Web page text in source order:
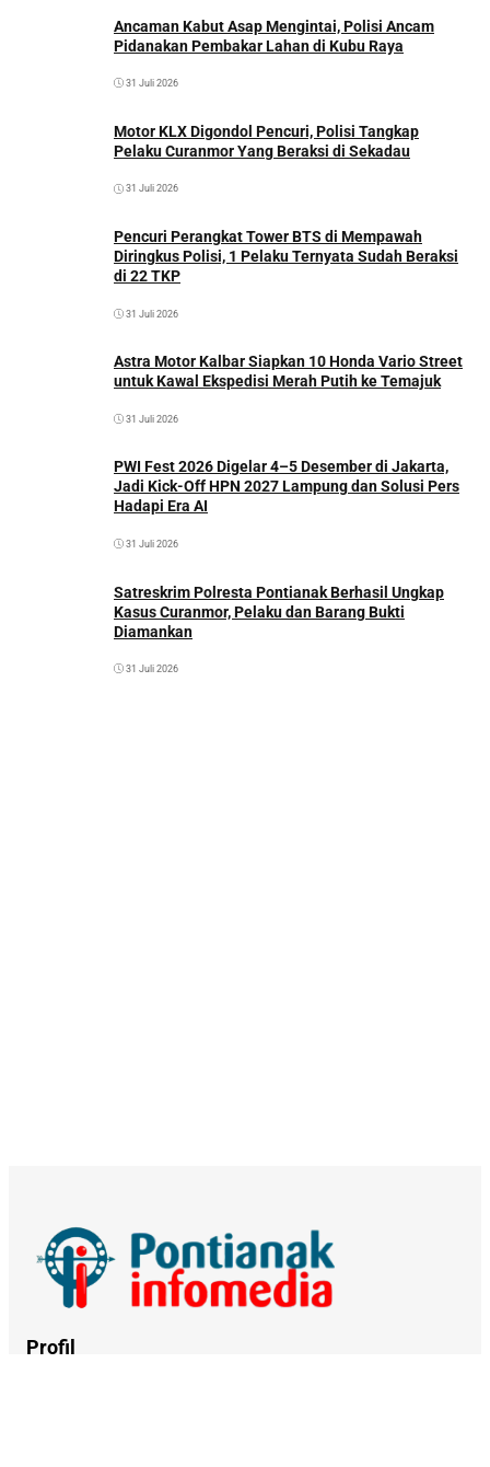
Ancaman Kabut Asap Mengintai, Polisi Ancam
Pidanakan Pembakar Lahan di Kubu Raya
31 Juli 2026
Motor KLX Digondol Pencuri, Polisi Tangkap
Pelaku Curanmor Yang Beraksi di Sekadau
31 Juli 2026
Pencuri Perangkat Tower BTS di Mempawah
Diringkus Polisi, 1 Pelaku Ternyata Sudah Beraksi
di 22 TKP
31 Juli 2026
Astra Motor Kalbar Siapkan 10 Honda Vario Street
untuk Kawal Ekspedisi Merah Putih ke Temajuk
31 Juli 2026
PWI Fest 2026 Digelar 4–5 Desember di Jakarta,
Jadi Kick-Off HPN 2027 Lampung dan Solusi Pers
Hadapi Era AI
31 Juli 2026
Satreskrim Polresta Pontianak Berhasil Ungkap
Kasus Curanmor, Pelaku dan Barang Bukti
Diamankan
31 Juli 2026
Profil